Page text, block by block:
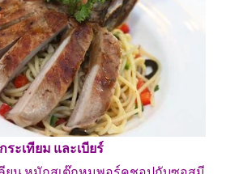
ระเทียม และเบียร์